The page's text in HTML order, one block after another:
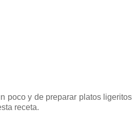
poco y de preparar platos ligeritos
receta.